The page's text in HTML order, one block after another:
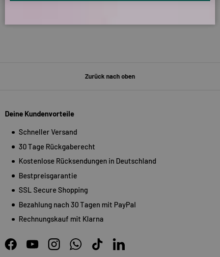
Zurück nach oben
Deine Kundenvorteile
Schneller Versand
30 Tage Rückgaberecht
Kostenlose Rücksendungen in Deutschland
Bestpreisgarantie
SSL Secure Shopping
Bezahlung nach 30 Tagen mit PayPal
Rechnungskauf mit Klarna
FacebookYouTubeInstagramWhatsAppTikTokLinkedIn